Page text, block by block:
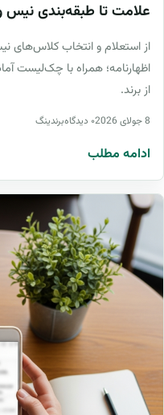
علامت تا طبقه‌بندی نیس
از استعلام و انتخاب کلاس‌های
اظهارنامه؛ همراه با چک‌لیست
از برند.
8 جولای 2026 ۰ دیدگاه برندینگ
ادامه مطلب